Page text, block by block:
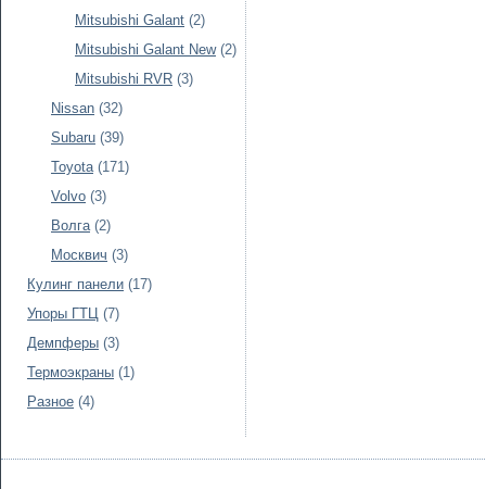
Mitsubishi Galant (2)
Mitsubishi Galant New (2)
Mitsubishi RVR (3)
Nissan (32)
Subaru (39)
Toyota (171)
Volvo (3)
Волга (2)
Москвич (3)
Кулинг панели (17)
Упоры ГТЦ (7)
Демпферы (3)
Термоэкраны (1)
Разное (4)